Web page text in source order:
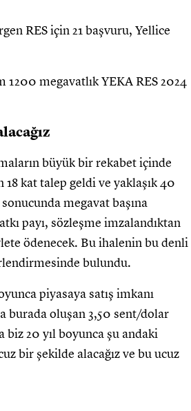
RES için 21 başvuru, Yellice
megavatlık YEKA RES 2024
büyük bir rekabet içinde
kat talep geldi ve yaklaşık 40
megavat başına
payı, sözleşme imzalandıktan
ödenecek. Bu ihalenin bu denli
bulundu.
piyasaya satış imkanı
burada oluşan 3,50 sent/dolar
biz 20 yıl boyunca şu andaki
bir şekilde alacağız ve bu ucuz